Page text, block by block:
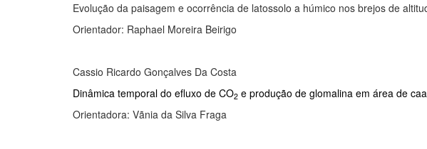
Evolução da paisagem e ocorrência de latossolo a húmico nos brejos de
Orientador: Raphael Moreira Beirigo
Cassio Ricardo Gonçalves Da Costa
Dinâmica temporal do efluxo de CO2 e produção de glomalina em área de
Orientadora: Vãnia da Silva Fraga